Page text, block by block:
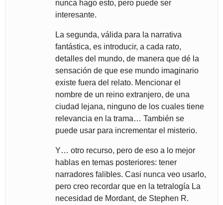
nunca hago esto, pero puede ser
interesante.
La segunda, válida para la narrativa
fantástica, es introducir, a cada rato,
detalles del mundo, de manera que dé la
sensación de que ese mundo imaginario
existe fuera del relato. Mencionar el
nombre de un reino extranjero, de una
ciudad lejana, ninguno de los cuales tiene
relevancia en la trama… También se
puede usar para incrementar el misterio.
Y… otro recurso, pero de eso a lo mejor
hablas en temas posteriores: tener
narradores falibles. Casi nunca veo usarlo,
pero creo recordar que en la tetralogía La
necesidad de Mordant, de Stephen R.